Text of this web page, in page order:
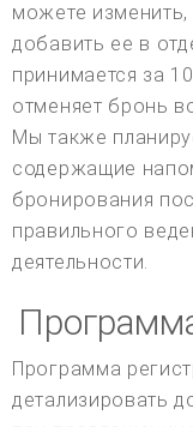
можете
добавить ее в
принимается за
отменяет бронь
Мы также
содержащие
бронирования
правильного
деятельности.
Программа
детализировать